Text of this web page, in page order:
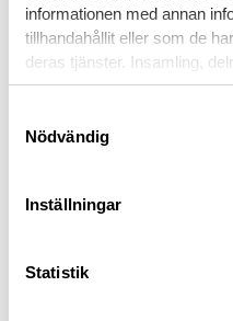
informationen med annan
tillhandahållit eller som de
deras tjänster. Insamling,
personuppgifter kan
Nödvändig
Inställningar
Statistik